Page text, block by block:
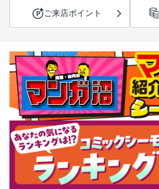
ご来店ポイント